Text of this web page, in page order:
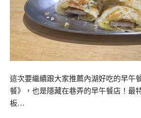
這次要繼續跟大家推薦內湖好吃的早午
餐》，也是隱藏在巷弄的早午餐店！最
板…